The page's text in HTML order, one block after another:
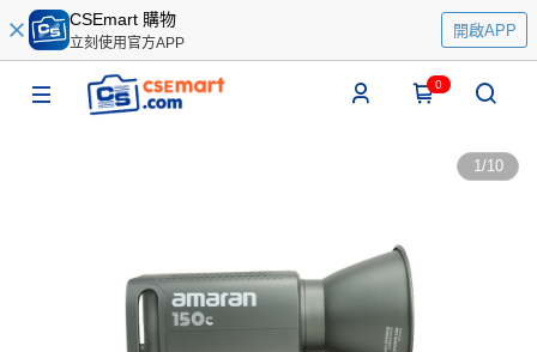
CSEmart 購物
立刻使用官方APP
開啟APP
0
1/10